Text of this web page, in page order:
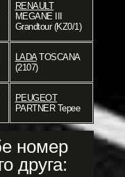
RENAULT
MEGANE III
Grandtour (KZ0/1)
LADATOSCANA
(2107)
PEUGEOT
PARTNER Tepee
номер
друга: